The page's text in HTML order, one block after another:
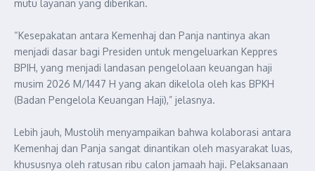
mutu layanan yang diberikan.
“Kesepakatan antara Kemenhaj dan Panja nantinya akan
menjadi dasar bagi Presiden untuk mengeluarkan Keppres
BPIH, yang menjadi landasan pengelolaan keuangan haji
musim 2026 M/1447 H yang akan dikelola oleh kas BPKH
(Badan Pengelola Keuangan Haji),” jelasnya.
Lebih jauh, Mustolih menyampaikan bahwa kolaborasi antara
Kemenhaj dan Panja sangat dinantikan oleh masyarakat luas,
khususnya oleh ratusan ribu calon jamaah haji. Pelaksanaan